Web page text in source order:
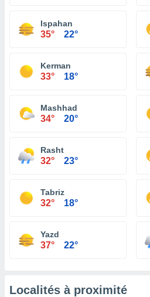
Ispahan
35° 22°
Kerman
33° 18°
Mashhad
34° 20°
Rasht
32° 23°
Tabriz
32° 18°
Yazd
37° 22°
Localités à proximité